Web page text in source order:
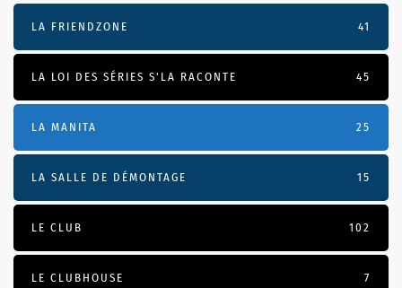
LA FRIENDZONE 41
LA LOI DES SÉRIES S'LA RACONTE 45
LA MANITA 25
LA SALLE DE DÉMONTAGE 15
LE CLUB 102
LE CLUBHOUSE 7